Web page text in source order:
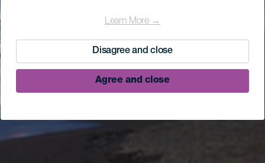
Learn More →
Disagree and close
Agree and close